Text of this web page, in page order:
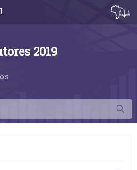
média - 6.1
2019